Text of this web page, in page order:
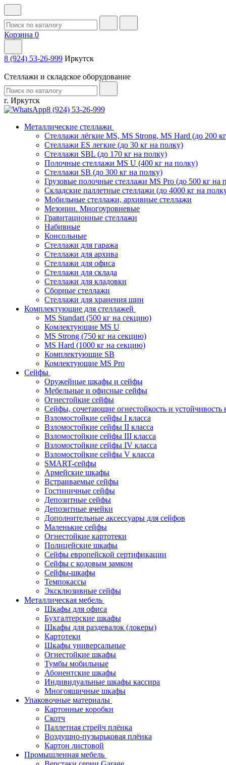
Корзина 0
8 (924) 53-26-999 Иркутск
Стеллажи и складское оборудование
г. Иркутск
8 (924) 53-26-999
Металлические стеллажи
Стеллажи лёгкие MS, MS Strong, MS Hard (до 200
Стеллажи ES легкие (до 30 кг на полку)
Стеллажи SBL (до 170 кг на полку)
Полочные стеллажи MS U (400 кг на полку)
Стеллажи SB (до 300 кг на полку)
Грузовые полочные стеллажи MS Pro (до 500 кг на
Складские паллетные стеллажи (до 4000 кг на
Мобильные стеллажи, архивные стеллажи
Мезонин. Многоуровневые
Гравитационные стеллажи
Набивные
Консольные
Стеллажи для гаража
Стеллажи для архива
Стеллажи для офиса
Стеллажи для склада
Стеллажи для кладовки
Сборные стеллажи
Стеллажи для хранения шин
Комплектующие для стеллажей
MS Standart (500 кг на секцию)
Комлектующие MS U
MS Strong (750 кг на секцию)
MS Hard (1000 кг на секцию)
Комплектующие SB
Комлектующие MS Pro
Сейфы
Оружейные шкафы и сейфы
Мебельные и офисные сейфы
Огнестойкие сейфы
Сейфы, сочетающие огнестойкость и устойчивость
Взломостойкие сейфы I класса
Взломостойкие сейфы II класса
Взломостойкие сейфы III класса
Взломостойкие сейфы IV класса
Взломостойкие сейфы V класса
SMART-сейфы
Армейские шкафы
Встраиваемые сейфы
Гостиничные сейфы
Депозитные сейфы
Депозитные ячейки
Дополнительные аксессуары для сейфов
Маленькие сейфы
Огнестойкие картотеки
Полицейские шкафы
Сейфы европейской сертификации
Сейфы с кодовым замком
Сейфы-шкафы
Темпокассы
Эксклюзивные сейфы
Металлическая мебель
Шкафы для офиса
Бухгалтерские шкафы
Шкафы для раздевалок (локеры)
Картотеки
Шкафы универсальные
Огнестойкие шкафы
Тумбы мобильные
Абонентские шкафы
Индивидуальные шкафы кассира
Многоящичные шкафы
Упаковочные материалы
Картонные коробки
Скотч
Паллетная стрейч плёнка
Воздушно-пузырьковая плёнка
Картон листовой
Промышленная мебель